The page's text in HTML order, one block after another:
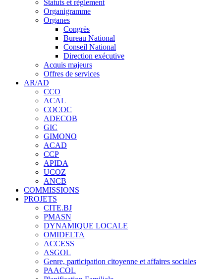
Statuts et règlement
Organigramme
Organes
Congrès
Bureau National
Conseil National
Direction exécutive
Acquis majeurs
Offres de services
AR/AD
CCO
ACAL
COCOC
ADECOB
GIC
GIMONO
ACAD
CCP
APIDA
UCOZ
ANCB
COMMISSIONS
PROJETS
CITE.BJ
PMASN
DYNAMIQUE LOCALE
OMIDELTA
ACCESS
ASGOL
Genre, participation citoyenne et affaires sociales
PAACOL